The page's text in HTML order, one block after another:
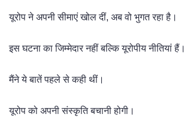
यूरोप ने अपनी सीमाएं खोल दीं, अब वो भुगत रहा है।
इस घटना का जिम्मेदार नहीं बल्कि यूरोपीय नीतियां हैं।
मैंने ये बातें पहले से कही थीं।
यूरोप को अपनी संस्कृति बचानी होगी।